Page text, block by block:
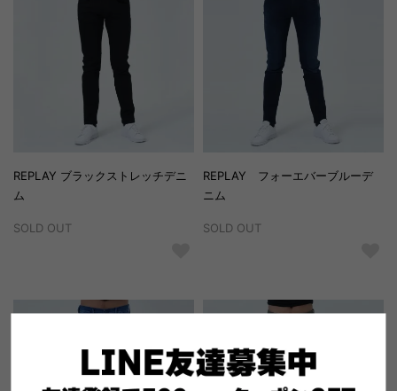
REPLAY ブラックストレッチデニ
ム
SOLD OUT
REPLAY フォーエバーブルーデ
ニム
SOLD OUT